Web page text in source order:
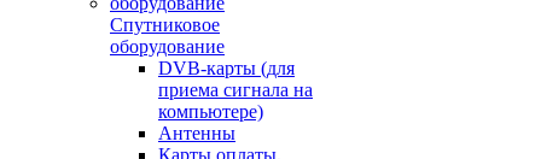
Спутниковое
оборудование
DVB-карты (для
приема сигнала на
компьютере)
Антенны
Карты оплаты,